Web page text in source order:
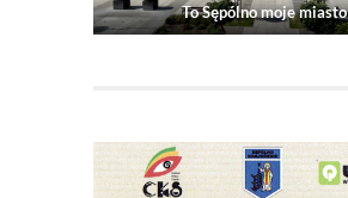
To Sępólno moje miasto